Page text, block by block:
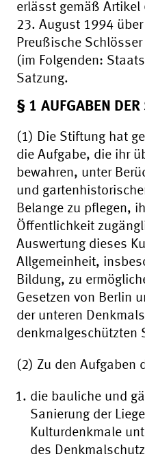
erlässt gemäß Artikel
23. August 1994
Preußische
(im Folgenden:
Satzung.
§ 1 AUFGABEN DER
(1) Die Stiftung hat
die Aufgabe, die ihr
bewahren, unter
und
Belange zu pflegen,
Öffentlichkeit
Auswertung dieses
Allgemeinheit,
Bildung, zu
Gesetzen von Berlin
der unteren
denkmalgeschützten
(2) Zu den Aufgaben
die bauliche und
Sanierung der
Kulturdenkmale
des